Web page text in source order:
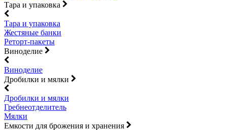
Тара и упаковка
Тара и упаковка
Жестяные банки
Реторт-пакеты
Виноделие
Виноделие
Дробилки и мялки
Дробилки и мялки
Гребнеотделитель
Мялки
Емкости для брожения и хранения